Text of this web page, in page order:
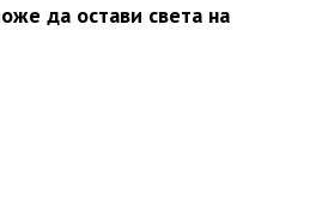
да остави света на